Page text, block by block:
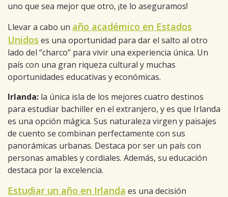
uno que sea mejor que otro, ¡te lo aseguramos!
Llevar a cabo un año académico en Estados
Unidos es una oportunidad para dar el salto al otro
lado del “charco” para vivir una experiencia única. Un
país con una gran riqueza cultural y muchas
oportunidades educativas y económicas.
Irlanda: la única isla de los mejores cuatro destinos
para estudiar bachiller en el extranjero, y es que Irlanda
es una opción mágica. Sus naturaleza virgen y paisajes
de cuento se combinan perfectamente con sus
panorámicas urbanas. Destaca por ser un país con
personas amables y cordiales. Además, su educación
destaca por la excelencia.
Estudiar un año en Irlanda es una decisión